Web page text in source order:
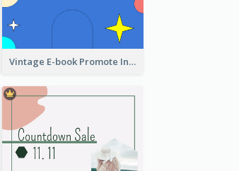
Vintage E-book Promote Instagram Story Design